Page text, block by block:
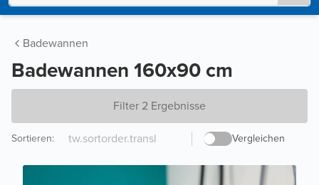
Badewannen
Badewannen 160x90 cm
Filter 2 Ergebnisse
Vergleichen
Sortieren: